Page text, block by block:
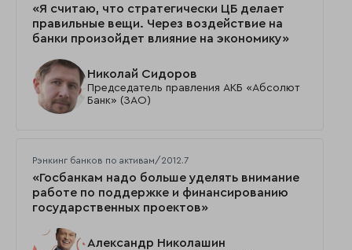
«Я считаю, что стратегически ЦБ делает
правильные вещи. Через воздействие на
банки произойдет влияние на экономику»
Николай Сидоров
Председатель правления АКБ «Абсолют
Банк» (ЗАО)
Рэнкинг банков по активам/2012.7
«Госбанкам надо больше уделять внимание
работе по поддержке и финансированию
государственных проектов»
Александр Николашин